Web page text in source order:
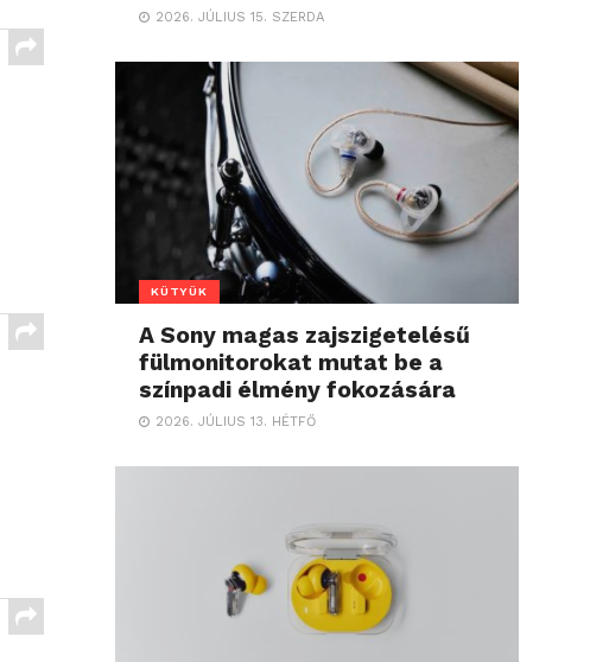
2026. JÚLIUS 15. SZERDA
KÜTYÜK
A Sony magas zajszigetelésű
fülmonitorokat mutat be a
színpadi élmény fokozására
2026. JÚLIUS 13. HÉTFŐ